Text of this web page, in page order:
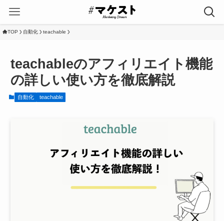
TOP 自動化 teachable
teachableのアフィリエイト機能
の詳しい使い方を徹底解説
自動化 teachable